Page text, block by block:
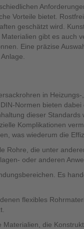
Vorteile bietet.
geschätzt wird.
gibt es
Eine präzise
in
Normen bieten
dieser
Komplikationen
was wiederum die
Rohre, die unter
oder anderen
Es
flexibles
die